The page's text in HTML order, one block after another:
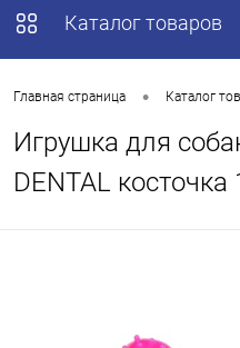
Каталог товаров
Главная страница • Каталог
Игрушка для
DENTAL